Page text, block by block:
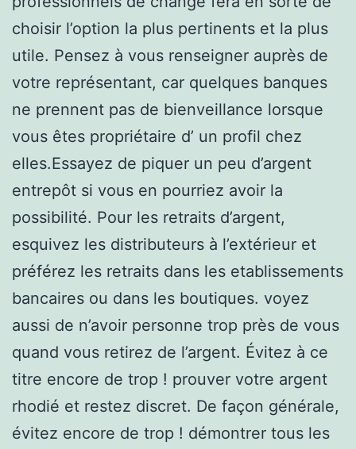
choisir l’option la plus pertinents et la plus
utile. Pensez à vous renseigner auprès de
votre représentant, car quelques banques
ne prennent pas de bienveillance lorsque
vous êtes propriétaire d’ un profil chez
elles.Essayez de piquer un peu d’argent
entrepôt si vous en pourriez avoir la
possibilité. Pour les retraits d’argent,
esquivez les distributeurs à l’extérieur et
préférez les retraits dans les etablissements
bancaires ou dans les boutiques. voyez
aussi de n’avoir personne trop près de vous
quand vous retirez de l’argent. Évitez à ce
titre encore de trop ! prouver votre argent
rhodié et restez discret. De façon générale,
évitez encore de trop ! démontrer tous les